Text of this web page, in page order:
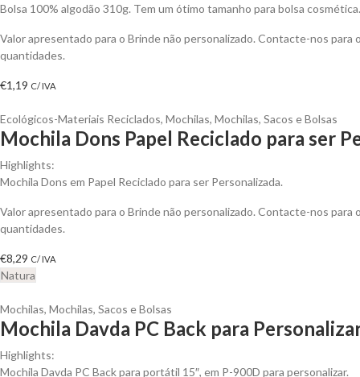
Bolsa 100% algodão 310g. Tem um ótimo tamanho para bolsa
Valor apresentado para o Brinde não personalizado. Contacte-nos
quantidades.
€1,19 C/ IVA
Ecológicos-Materiais Reciclados, Mochilas, Mochilas, Sacos e Bolsas
Mochila Dons Papel Reciclado para ser
Highlights:
Mochila Dons em Papel Reciclado para ser Personalizada.
Valor apresentado para o Brinde não personalizado. Contacte-nos
quantidades.
€8,29 C/ IVA
Natura
Mochilas, Mochilas, Sacos e Bolsas
Mochila Davda PC Back para
Highlights:
Mochila Davda PC Back para portátil 15″, em P-900D para personalizar.